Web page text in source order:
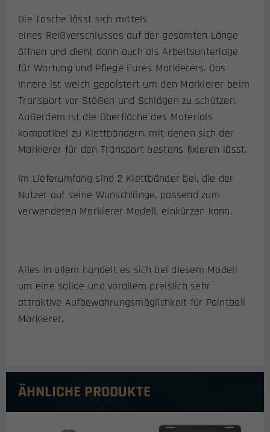
Die Tasche lässt sich mittels
eines Reißverschlusses auf der gesamten Länge
öffnen und dient dann auch als Arbeitsunterlage
für Wartung und Pflege Eures Markierers. Das
Innere ist weich gepolstert um den Markierer beim
Transport vor Stößen und Schlägen zu schützen.
Außerdem ist die Oberfläche des Materials
kompatibel zu Klettbändern, mit denen sich der
Markierer für den Transport bestens fixieren lässt.
Im Lieferumfang sind 2 Klettbänder bei, die der
Nutzer auf seine Wunschlänge, passend zum
verwendeten Markierer Modell, einkürzen kann.
Alles in allem handelt es sich bei diesem Modell
um eine solide und vorallem preislich sehr
attraktive Aufbewahrungsmöglichkeit für Paintball
Markierer.
ÄHNLICHE PRODUKTE